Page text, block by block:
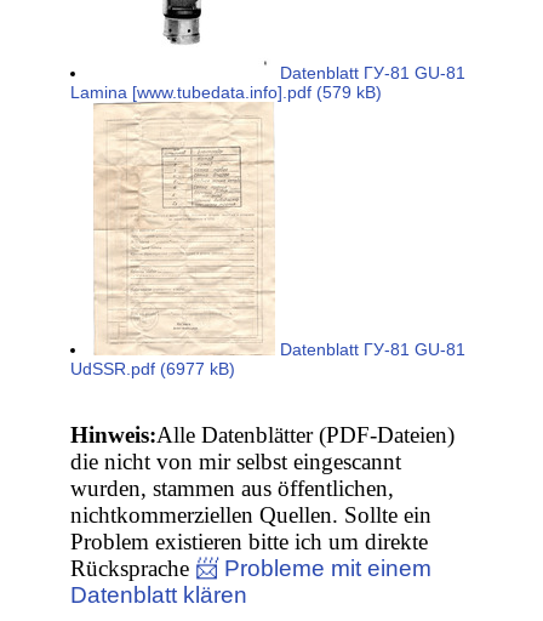
Datenblatt ГУ-81 GU-81
Lamina [www.tubedata.info].pdf (579 kB)
Datenblatt ГУ-81 GU-81
UdSSR.pdf (6977 kB)
Hinweis:Alle Datenblätter (PDF-Dateien)
die nicht von mir selbst eingescannt
wurden, stammen aus öffentlichen,
nichtkommerziellen Quellen. Sollte ein
Problem existieren bitte ich um direkte
Rücksprache 📨 Probleme mit einem
Datenblatt klären